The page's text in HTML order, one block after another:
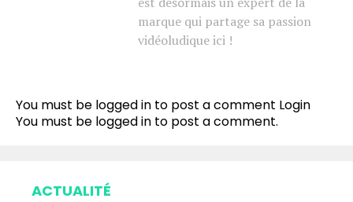
marque qui partage sa passion
vidéoludique ici !
You must be logged in to post a comment Login
You must be logged in to post a comment.
ACTUALITÉ